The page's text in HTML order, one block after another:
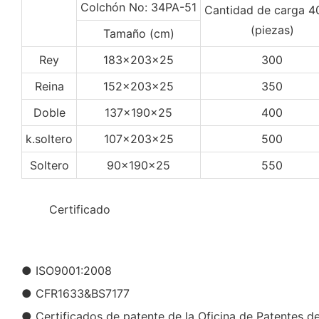
Colchón No: 34PA-51
Cantidad de carga
(piezas)
Tamaño (cm)
Rey
183x203x25
300
Reina
152x203x25
350
Doble
137x190x25
400
k.soltero
107x203x25
500
Soltero
90x190x25 550
Certificado
● ISO9001:2008
● CFR1633&BS7177
● Certificados de patente de la Oficina de Patentes